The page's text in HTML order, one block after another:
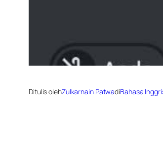
Ditulis olehZulkarnain PatwadiBahasa